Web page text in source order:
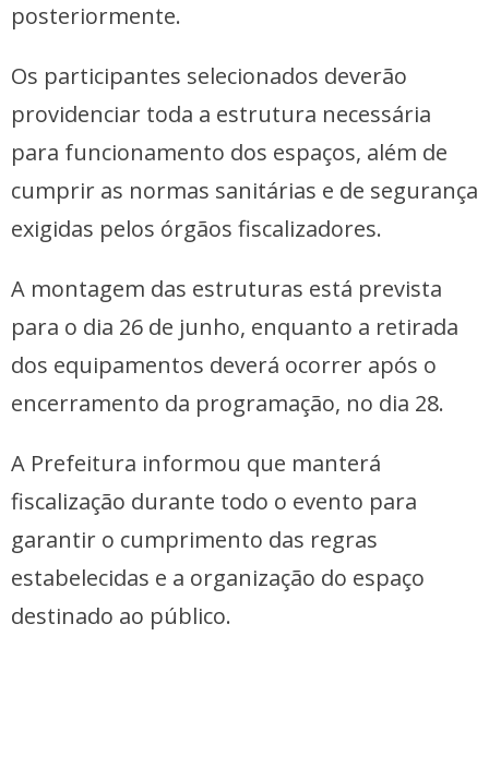
posteriormente.
Os participantes selecionados deverão
providenciar toda a estrutura necessária
para funcionamento dos espaços, além de
cumprir as normas sanitárias e de segurança
exigidas pelos órgãos fiscalizadores.
A montagem das estruturas está prevista
para o dia 26 de junho, enquanto a retirada
dos equipamentos deverá ocorrer após o
encerramento da programação, no dia 28.
A Prefeitura informou que manterá
fiscalização durante todo o evento para
garantir o cumprimento das regras
estabelecidas e a organização do espaço
destinado ao público.